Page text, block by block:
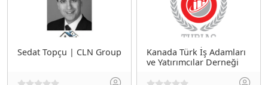
Sedat Topçu | CLN Group
Kanada Türk İş Adamları
ve Yatırımcılar Derneği